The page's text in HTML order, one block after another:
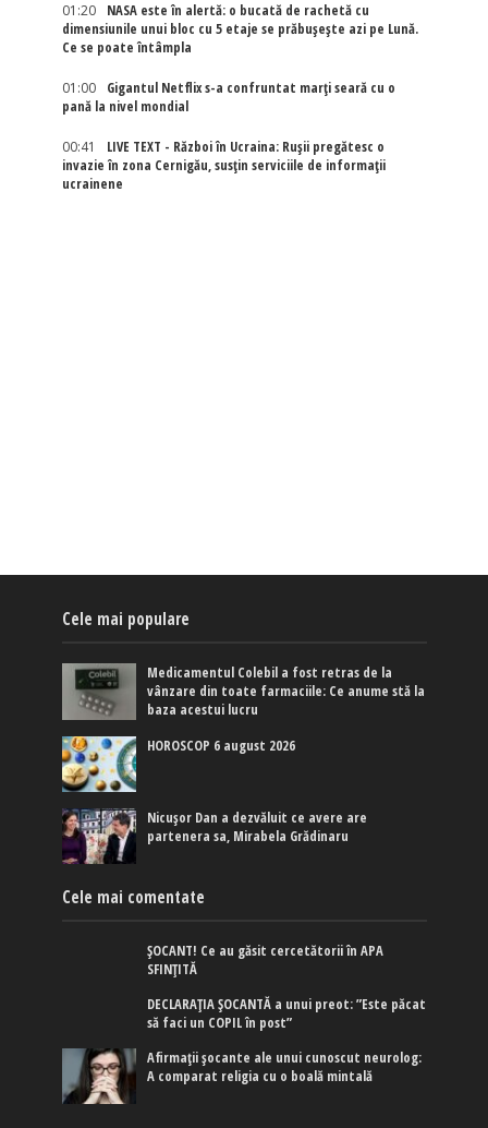
01:20
NASA este în alertă: o bucată de rachetă cu
dimensiunile unui bloc cu 5 etaje se prăbușește azi pe Lună.
Ce se poate întâmpla
01:00
Gigantul Netflix s-a confruntat marţi seară cu o
pană la nivel mondial
00:41
LIVE TEXT - Război în Ucraina: Rușii pregătesc o
invazie în zona Cernigău, susțin serviciile de informații
ucrainene
Cele mai populare
Medicamentul Colebil a fost retras de la
vânzare din toate farmaciile: Ce anume stă la
baza acestui lucru
HOROSCOP 6 august 2026
Nicușor Dan a dezvăluit ce avere are
partenera sa, Mirabela Grădinaru
Cele mai comentate
ȘOCANT! Ce au găsit cercetătorii în APA
SFINȚITĂ
DECLARAȚIA ȘOCANTĂ a unui preot: ”Este păcat
să faci un COPIL în post”
Afirmaţii şocante ale unui cunoscut neurolog:
A comparat religia cu o boală mintală